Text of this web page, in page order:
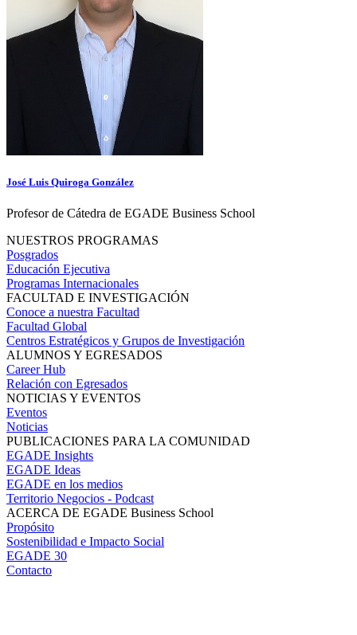
José Luis Quiroga González
Profesor de Cátedra de EGADE Business School
NUESTROS PROGRAMAS
Posgrados
Educación Ejecutiva
Programas Internacionales
FACULTAD E INVESTIGACIÓN
Conoce a nuestra Facultad
Facultad Global
Centros Estratégicos y Grupos de Investigación
ALUMNOS Y EGRESADOS
Career Hub
Relación con Egresados
NOTICIAS Y EVENTOS
Eventos
Noticias
PUBLICACIONES PARA LA COMUNIDAD
EGADE Insights
EGADE Ideas
EGADE en los medios
Territorio Negocios - Podcast
ACERCA DE EGADE Business School
Propósito
Sostenibilidad e Impacto Social
EGADE 30
Contacto